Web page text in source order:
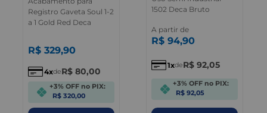
Registro Gaveta Soul 1-2
a 1 Gold Red Deca
R$ 329,90
4 deR$ 80,00
+3% OFF no PIX:
R$ 320,00
1502 Deca Bruto
A partir de
R$ 94,90
1 deR$ 92,05
+3% OFF no PIX:
R$ 92,05